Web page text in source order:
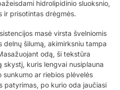
hidrolipidinio sluoksnio,
ir prisotintas drėgmės.
masė virsta švelniomis
delnų šilumą, akimirksniu tampa
odą, ši tekstūra
skystį, kuris lengvai nusiplauna
ar riebios plėvelės
patyrimas, po kurio oda jaučiasi